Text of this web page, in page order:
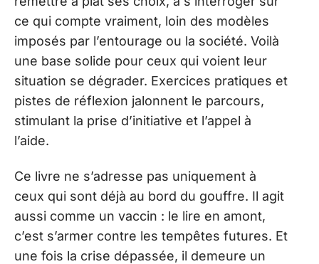
ce qui compte vraiment, loin des modèles
imposés par l’entourage ou la société. Voilà
une base solide pour ceux qui voient leur
situation se dégrader. Exercices pratiques et
pistes de réflexion jalonnent le parcours,
stimulant la prise d’initiative et l’appel à
l’aide.
Ce livre ne s’adresse pas uniquement à
ceux qui sont déjà au bord du gouffre. Il agit
aussi comme un vaccin : le lire en amont,
c’est s’armer contre les tempêtes futures. Et
une fois la crise dépassée, il demeure un